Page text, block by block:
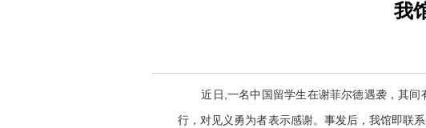
我
近日,一名中国留学生在谢菲尔德遇袭，其间
行，对见义勇为者表示感谢。事发后，我馆即联